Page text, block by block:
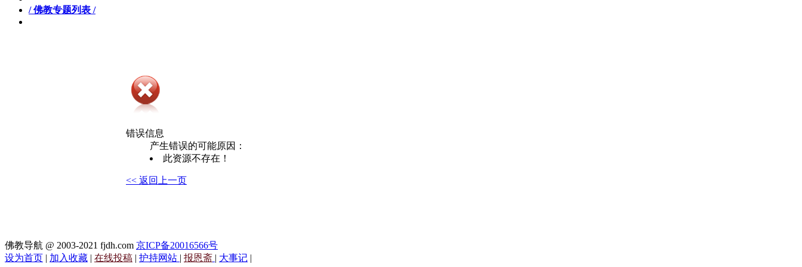
/ 佛教专题列表 /
错误信息
产生错误的可能原因：
此资源不存在！
<< 返回上一页
佛教导航 @ 2003-2021 fjdh.com 京ICP备20016566号
设为首页 | 加入收藏 | 在线投稿 | 护持网站 | 报恩斋 | 大事记 |